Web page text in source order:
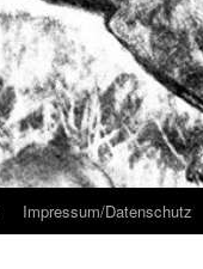
Impressum/Datenschutz